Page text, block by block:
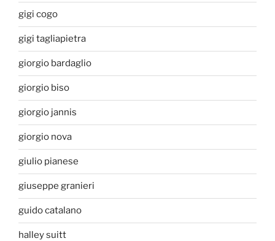
gigi cogo
gigi tagliapietra
giorgio bardaglio
giorgio biso
giorgio jannis
giorgio nova
giulio pianese
giuseppe granieri
guido catalano
halley suitt